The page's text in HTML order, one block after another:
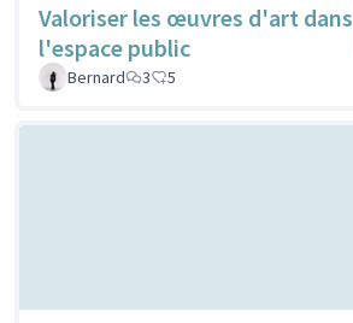
Valoriser les œuvres d'art dans
l'espace public
Bernard
3 5